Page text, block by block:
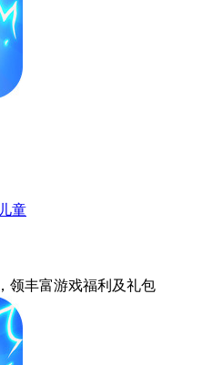
儿童
，领丰富游戏福利 及礼包